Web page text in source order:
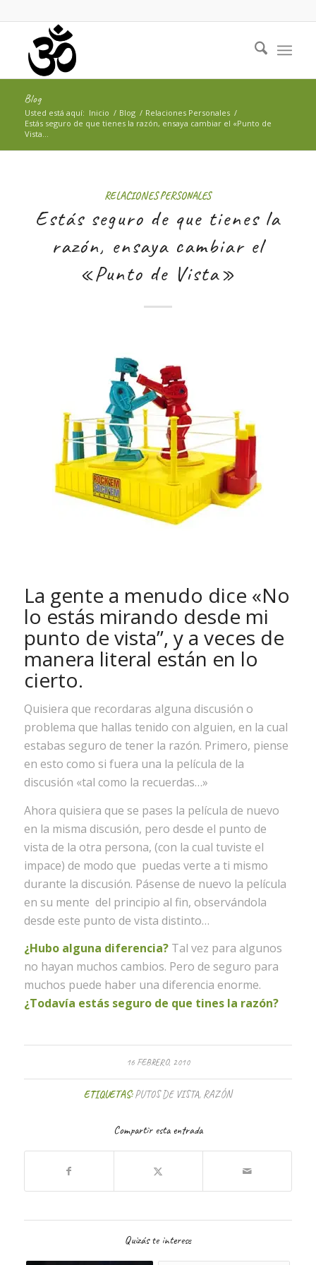
Blog
Usted está aquí: Inicio / Blog / Relaciones Personales /
Estás seguro de que tienes la razón, ensaya cambiar el «Punto de
Vista...
RELACIONES PERSONALES
Estás seguro de que tienes la
razón, ensaya cambiar el
«Punto de Vista»
La gente a menudo dice «No
lo estás mirando desde mi
punto de vista”, y a veces de
manera literal están en lo
cierto.
Quisiera que recordaras alguna discusión o
problema que hallas tenido con alguien, en la cual
estabas seguro de tener la razón. Primero, piense
en esto como si fuera una la película de la
discusión «tal como la recuerdas…»
Ahora quisiera que se pases la película de nuevo
en la misma discusión, pero desde el punto de
vista de la otra persona, (con la cual tuviste el
impace) de modo que puedas verte a ti mismo
durante la discusión. Pásense de nuevo la película
en su mente del principio al fin, observándola
desde este punto de vista distinto…
¿Hubo alguna diferencia? Tal vez para algunos
no hayan muchos cambios. Pero de seguro para
muchos puede haber una diferencia enorme.
¿Todavía estás seguro de que tines la razón?
16 FEBRERO, 2010
ETIQUETAS: PUTOS DE VISTA, RAZÓN
Compartir esta entrada
Quizás te interese